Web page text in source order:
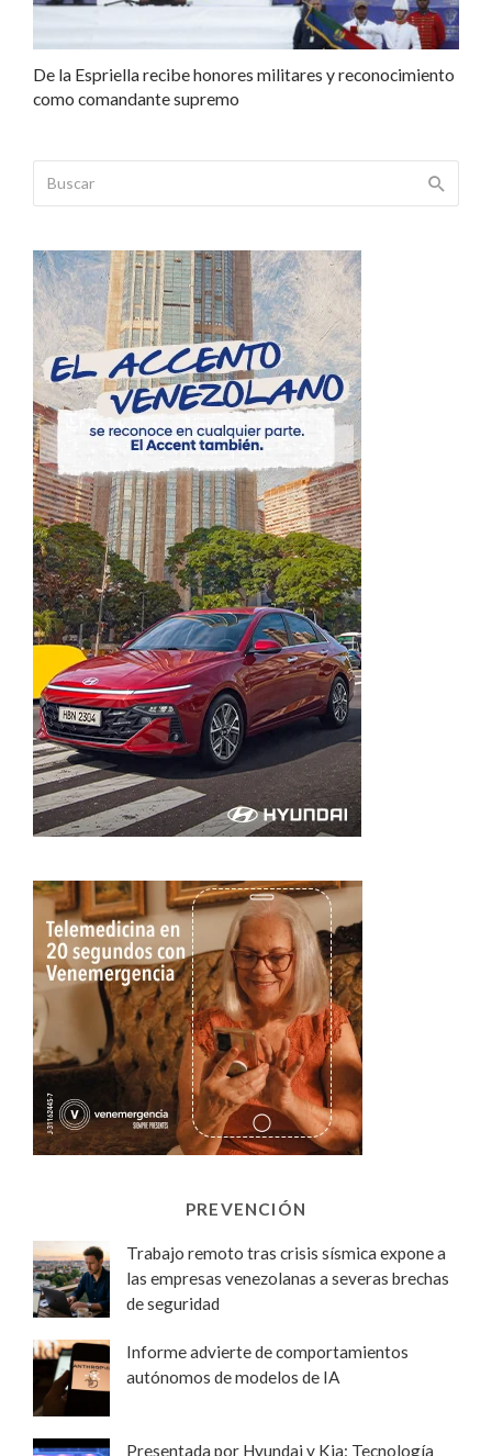
De la Espriella recibe honores militares y reconocimiento
como comandante supremo
PREVENCIÓN
Trabajo remoto tras crisis sísmica expone a
las empresas venezolanas a severas brechas
de seguridad
Informe advierte de comportamientos
autónomos de modelos de IA
Presentada por Hyundai y Kia: Tecnología